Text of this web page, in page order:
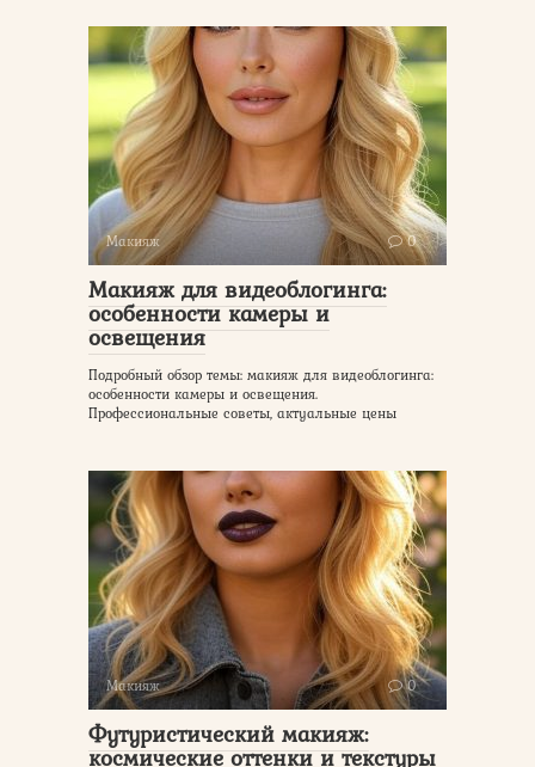
Макияж 0
Макияж для видеоблогинга:
особенности камеры и
освещения
Подробный обзор темы: макияж для видеоблогинга:
особенности камеры и освещения.
Профессиональные советы, актуальные цены
Макияж 0
Футуристический макияж:
космические оттенки и текстуры